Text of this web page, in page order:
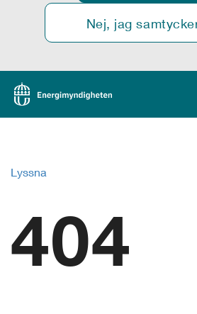
Nej, jag
Lyssna
404